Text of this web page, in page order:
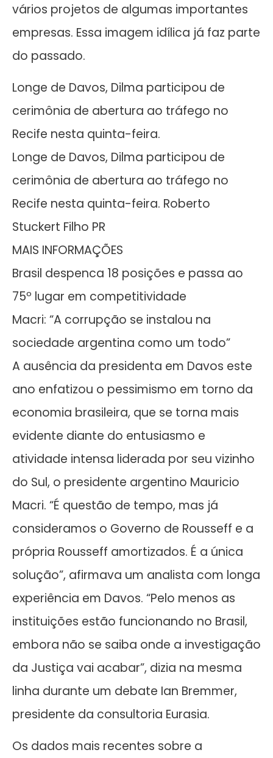
vários projetos de algumas importantes
empresas. Essa imagem idílica já faz parte
do passado.
Longe de Davos, Dilma participou de
cerimônia de abertura ao tráfego no
Recife nesta quinta-feira.
Longe de Davos, Dilma participou de
cerimônia de abertura ao tráfego no
Recife nesta quinta-feira. Roberto
Stuckert Filho PR
MAIS INFORMAÇÕES
Brasil despenca 18 posições e passa ao
75º lugar em competitividade
Macri: “A corrupção se instalou na
sociedade argentina como um todo”
A ausência da presidenta em Davos este
ano enfatizou o pessimismo em torno da
economia brasileira, que se torna mais
evidente diante do entusiasmo e
atividade intensa liderada por seu vizinho
do Sul, o presidente argentino Mauricio
Macri. “É questão de tempo, mas já
consideramos o Governo de Rousseff e a
própria Rousseff amortizados. É a única
solução”, afirmava um analista com longa
experiência em Davos. “Pelo menos as
instituições estão funcionando no Brasil,
embora não se saiba onde a investigação
da Justiça vai acabar”, dizia na mesma
linha durante um debate Ian Bremmer,
presidente da consultoria Eurasia.
Os dados mais recentes sobre a